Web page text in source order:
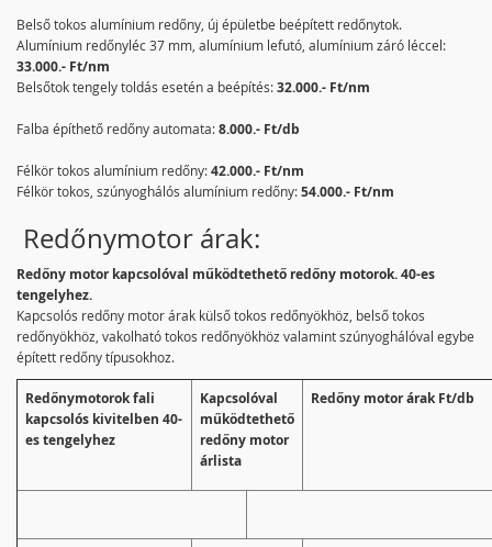
Belső tokos alumínium redőny, új épületbe beépített redőnytok.
Alumínium redőnyléc 37 mm, alumínium lefutó, alumínium záró léccel:
33.000.- Ft/nm
Belsőtok tengely toldás esetén a beépítés:32.000.- Ft/nm
Falba építhető redőny automata:8.000.- Ft/db
Félkör tokos alumínium redőny:42.000.- Ft/nm
Félkör tokos, szúnyoghálós alumínium redőny:54.000.- Ft/nm
Redőnymotor árak:
Redőny motor kapcsolóval működtethető redőny motorok. 40-es
tengelyhez.
Kapcsolós redőny motor árak külső tokos redőnyökhöz, belső tokos
redőnyökhöz, vakolható tokos redőnyökhöz valamint szúnyoghálóval egybe
épített redőny típusokhoz.
Redőnymotorok fali
kapcsolós kivitelben 40-
es tengelyhez
Kapcsolóval
működtethető
redőny motor
árlista
Redőny motor árak Ft/db